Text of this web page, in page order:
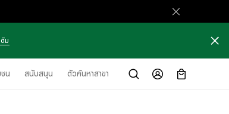
ม
น สนับสนุน ตัวค้นหาสาขา